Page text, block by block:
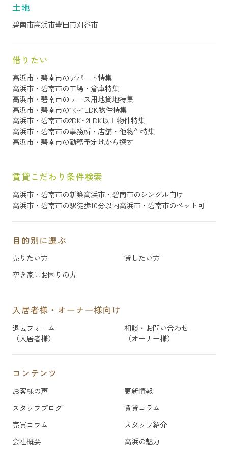
土地
碧南市高浜市豊田市刈谷市
借りたい
高浜市・碧南市のアパート特集
高浜市・碧南市の工場・倉庫特集
高浜市・碧南市のリース用地貸地特集
高浜市・碧南市の1K~1LDK物件特集
高浜市・碧南市の2DK~2LDK以上物件特集
高浜市・碧南市の事務所・店舗・他物件特集
高浜市・碧南市の勤務予定地から探す
賃貸こだわり条件検索
高浜市・碧南市の新築高浜市・碧南市のシングル向け
高浜市・碧南市の駅徒歩10分以内高浜市・碧南市のペット可
目的別に選ぶ
売りたい方
貸したい方
空き家にお困りの方
入居者様・オーナー様向け
退去フォーム
（入居者様）
相談・お問い合わせ
（オーナー様）
コンテンツ
お客様の声
更新情報
スタッフブログ
賃貸コラム
売買コラム
スタッフ紹介
会社概要
高浜の魅力